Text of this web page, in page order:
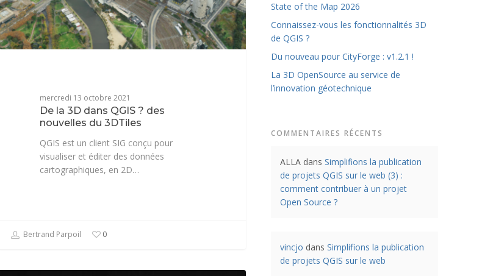
mercredi 13 octobre 2021
De la 3D dans QGIS ? des
nouvelles du 3DTiles
QGIS est un client SIG conçu pour
visualiser et éditer des données
cartographiques, en 2D…
Bertrand Parpoil 0
State of the Map 2026
Connaissez-vous les fonctionnalités 3D
de QGIS ?
Du nouveau pour CityForge : v1.2.1 !
La 3D OpenSource au service de
l’innovation géotechnique
COMMENTAIRES RÉCENTS
ALLA dansSimplifions la publication
de projets QGIS sur le web (3) :
comment contribuer à un projet
Open Source ?
vincjo dansSimplifions la publication
de projets QGIS sur le web